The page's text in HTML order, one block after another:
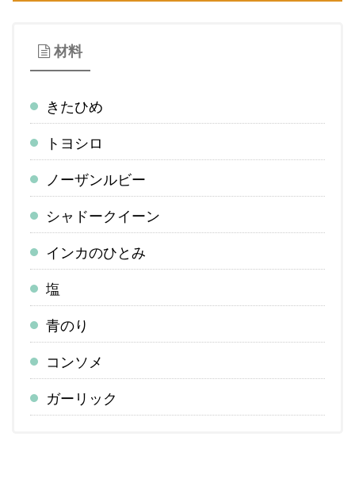
材料
きたひめ
トヨシロ
ノーザンルビー
シャドークイーン
インカのひとみ
塩
青のり
コンソメ
ガーリック